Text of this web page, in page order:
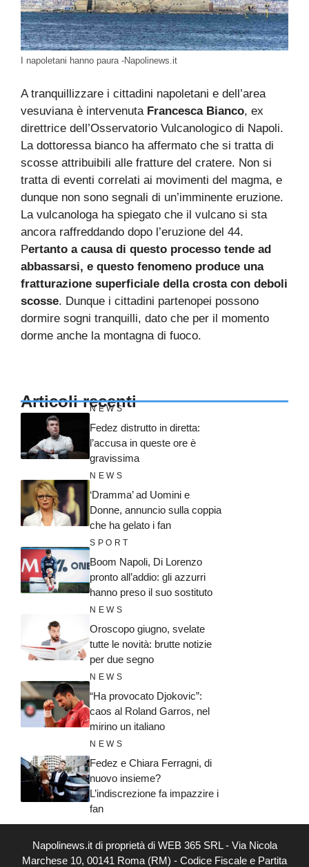
I napoletani hanno paura -Napolinews.it
A tranquillizzare i cittadini napoletani e dell’area
vesuviana è intervenuta Francesca Bianco, ex
direttrice dell’Osservatorio Vulcanologico di Napoli.
La dottoressa bianco ha affermato che si tratta di
scosse attribuibili alle fratture del cratere. Non si
tratta di eventi correlati ai movimenti del magma, e
dunque non sono segnali di un’imminente eruzione.
La vulcanologa ha spiegato che il vulcano si sta
ancora raffreddando dopo l’eruzione del 44.
Pertanto a causa di questo processo tende ad
abbassarsi, e questo fenomeno produce una
fratturazione superficiale della crosta con deboli
scosse. Dunque i cittadini partenopei possono
dormire sogni tranquilli, dato che per il momento
dorme anche la montagna di fuoco.
Articoli recenti
NEWS
Fedez distrutto in diretta:
l’accusa in queste ore è
gravissima
NEWS
‘Dramma’ ad Uomini e
Donne, annuncio sulla coppia
che ha gelato i fan
SPORT
Boom Napoli, Di Lorenzo
pronto all’addio: gli azzurri
hanno preso il suo sostituto
NEWS
Oroscopo giugno, svelate
tutte le novità: brutte notizie
per due segno
NEWS
“Ha provocato Djokovic”:
caos al Roland Garros, nel
mirino un italiano
NEWS
Fedez e Chiara Ferragni, di
nuovo insieme?
L’indiscrezione fa impazzire i
fan
Napolinews.it di proprietà di WEB 365 SRL - Via Nicola
Marchese 10, 00141 Roma (RM) - Codice Fiscale e Partita